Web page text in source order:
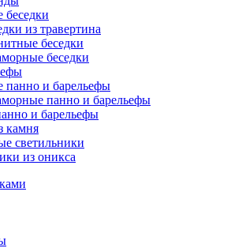
из травертина
беседки
беседки
панно и барельефы
панно и барельефы
и барельефы
камня
светильники
из оникса